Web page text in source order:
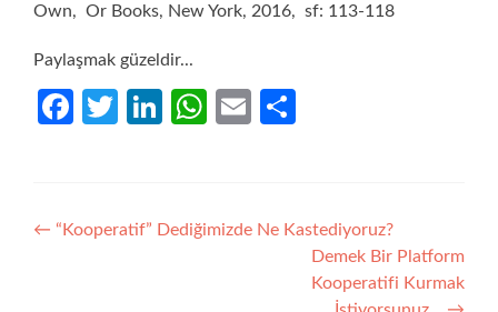
Own, Or Books, New York, 2016, sf: 113-118
Paylaşmak güzeldir...
Facebook
Twitter
LinkedIn
WhatsApp
Email
Yazı
← “Kooperatif” Dediğimizde Ne Kastediyoruz?
Demek Bir Platform
Kooperatifi Kurmak